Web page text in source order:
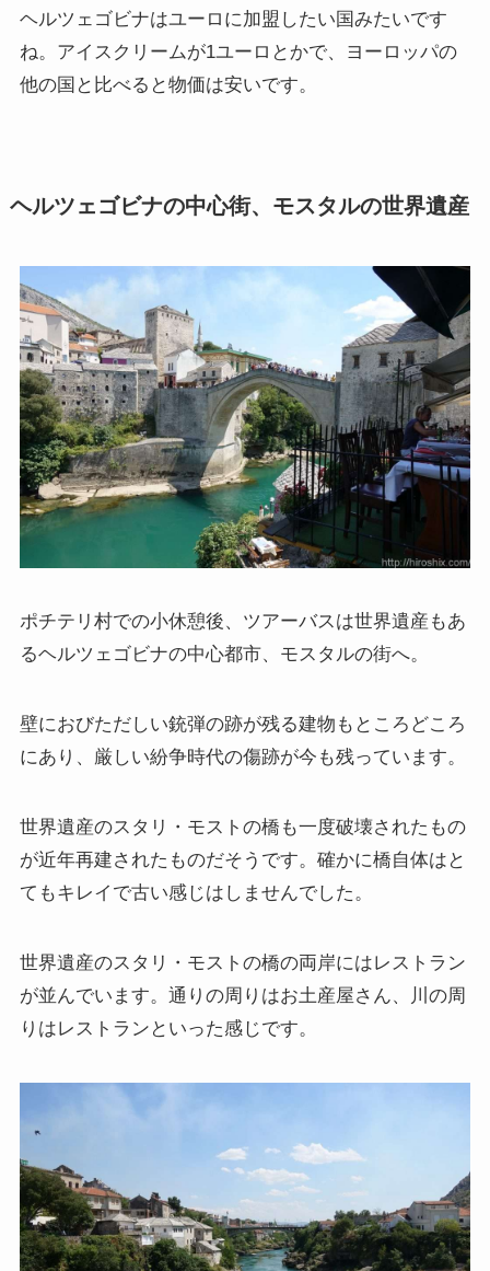
ヘルツェゴビナはユーロに加盟したい国みたいです
ね。アイスクリームが1ユーロとかで、ヨーロッパの
他の国と比べると物価は安いです。
ヘルツェゴビナの中心街、モスタルの世界遺産
ポチテリ村での小休憩後、ツアーバスは世界遺産もあ
るヘルツェゴビナの中心都市、モスタルの街へ。
壁におびただしい銃弾の跡が残る建物もところどころ
にあり、厳しい紛争時代の傷跡が今も残っています。
世界遺産のスタリ・モストの橋も一度破壊されたもの
が近年再建されたものだそうです。確かに橋自体はと
てもキレイで古い感じはしませんでした。
世界遺産のスタリ・モストの橋の両岸にはレストラン
が並んでいます。通りの周りはお土産屋さん、川の周
りはレストランといった感じです。